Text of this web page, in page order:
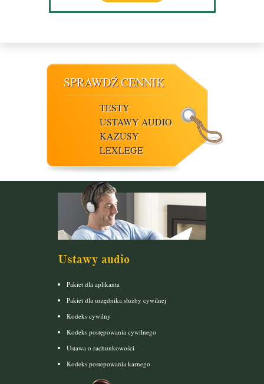
SPRAWDŹ CENNIK
TESTY
USTAWY AUDIO
KAZUSY
LEXLEGE
Ustawy audio
Pakiet dla aplikanta
Pakiet dla urzędnika służby cywilnej
Kodeks cywilny
Kodeks postępowania cywilnego
Ustawa o rachunkowości
Kodeks postepowania karnego